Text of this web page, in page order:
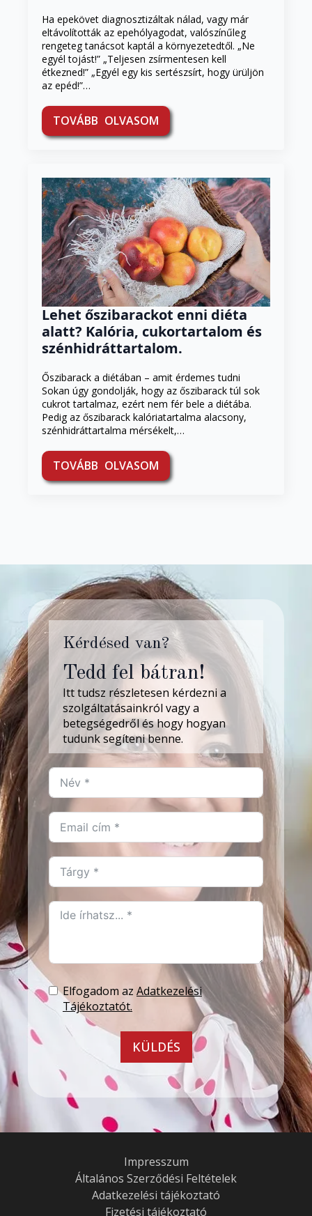
Ha epekövet diagnosztizáltak nálad, vagy már
eltávolították az epehólyagodat, valószínűleg
rengeteg tanácsot kaptál a környezetedtől. „Ne
egyél tojást!” „Teljesen zsírmentesen kell
étkezned!” „Egyél egy kis sertészsírt, hogy ürüljön
az epéd!”…
TOVÁBB OLVASOM
Lehet őszibarackot enni diéta
alatt? Kalória, cukortartalom és
szénhidráttartalom.
Őszibarack a diétában – amit érdemes tudni
Sokan úgy gondolják, hogy az őszibarack túl sok
cukrot tartalmaz, ezért nem fér bele a diétába.
Pedig az őszibarack kalóriatartalma alacsony,
szénhidráttartalma mérsékelt,…
TOVÁBB OLVASOM
Kérdésed van?
Tedd fel bátran!
Itt tudsz részletesen kérdezni a
szolgáltatásainkról vagy a
betegségedről és hogy hogyan
tudunk segíteni benne.
Elfogadom az Adatkezelési
Tájékoztatót.
KÜLDÉS
Impresszum
Általános Szerződési Feltételek
Adatkezelési tájékoztató
Fizetési tájékoztató